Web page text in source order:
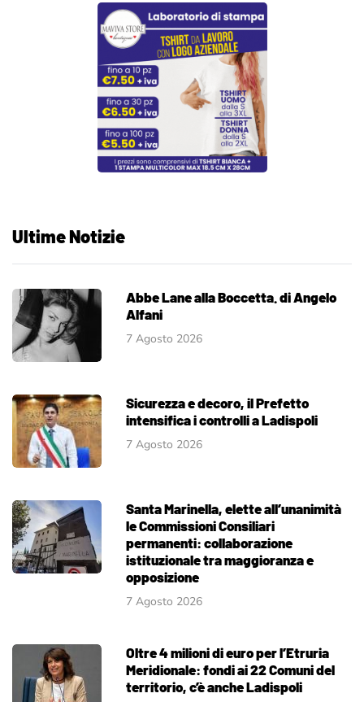
Ultime Notizie
Abbe Lane alla Boccetta. di Angelo
Alfani
7 Agosto 2026
Sicurezza e decoro, il Prefetto
intensifica i controlli a Ladispoli
7 Agosto 2026
Santa Marinella, elette all’unanimità
le Commissioni Consiliari
permanenti: collaborazione
istituzionale tra maggioranza e
opposizione
7 Agosto 2026
Oltre 4 milioni di euro per l’Etruria
Meridionale: fondi ai 22 Comuni del
territorio, c’è anche Ladispoli